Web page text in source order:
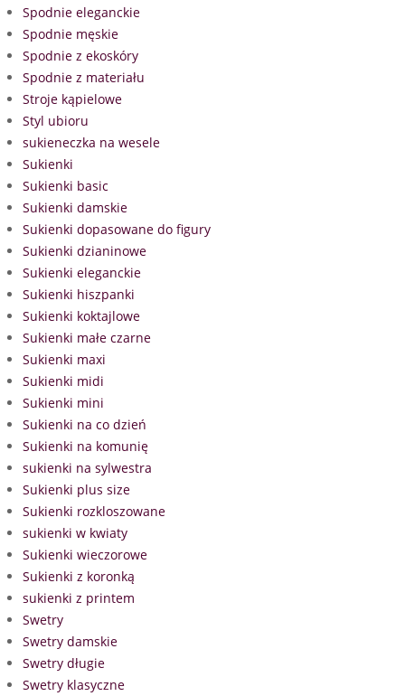
Spodnie eleganckie
Spodnie męskie
Spodnie z ekoskóry
Spodnie z materiału
Stroje kąpielowe
Styl ubioru
sukieneczka na wesele
Sukienki
Sukienki basic
Sukienki damskie
Sukienki dopasowane do figury
Sukienki dzianinowe
Sukienki eleganckie
Sukienki hiszpanki
Sukienki koktajlowe
Sukienki małe czarne
Sukienki maxi
Sukienki midi
Sukienki mini
Sukienki na co dzień
Sukienki na komunię
sukienki na sylwestra
Sukienki plus size
Sukienki rozkloszowane
sukienki w kwiaty
Sukienki wieczorowe
Sukienki z koronką
sukienki z printem
Swetry
Swetry damskie
Swetry długie
Swetry klasyczne